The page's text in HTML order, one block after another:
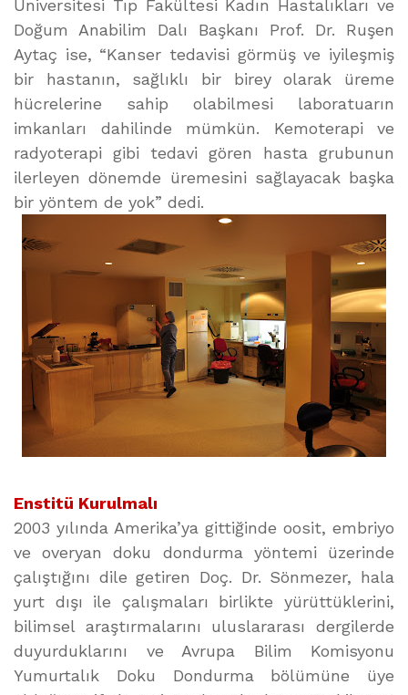
Üniversitesi Tıp Fakültesi Kadın Hastalıkları ve
Doğum Anabilim Dalı Başkanı Prof. Dr. Ruşen
Aytaç ise, “Kanser tedavisi görmüş ve iyileşmiş
bir hastanın, sağlıklı bir birey olarak üreme
hücrelerine sahip olabilmesi laboratuarın
imkanları dahilinde mümkün. Kemoterapi ve
radyoterapi gibi tedavi gören hasta grubunun
ilerleyen dönemde üremesini sağlayacak başka
bir yöntem de yok” dedi.
Enstitü Kurulmalı
2003 yılında Amerika’ya gittiğinde oosit, embriyo
ve overyan doku dondurma yöntemi üzerinde
çalıştığını dile getiren Doç. Dr. Sönmezer, hala
yurt dışı ile çalışmaları birlikte yürüttüklerini,
bilimsel araştırmalarını uluslararası dergilerde
duyurduklarını ve Avrupa Bilim Komisyonu
Yumurtalık Doku Dondurma bölümüne üye